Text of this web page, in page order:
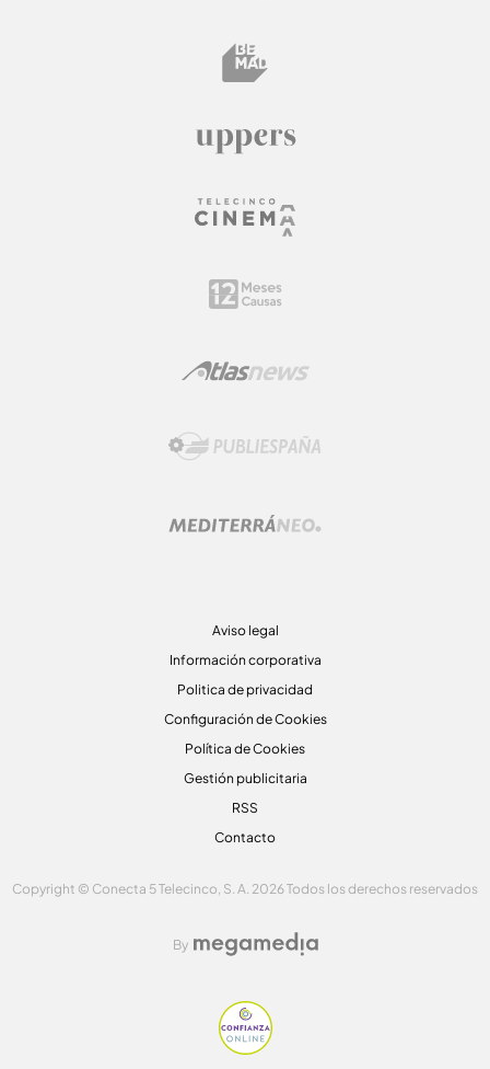
Aviso legal
Información corporativa
Politica de privacidad
Configuración de Cookies
Política de Cookies
Gestión publicitaria
RSS
Contacto
Copyright © Conecta 5 Telecinco, S. A. 2026 Todos los derechos reservados
By